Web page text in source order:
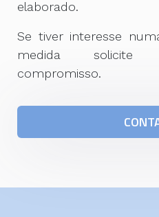
elaborado.
Se tiver interesse
medida solicite
compromisso.